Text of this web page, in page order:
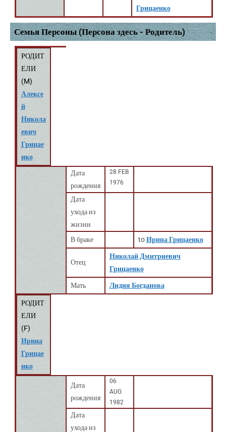
Грицаенко
Семья Персоны (Персона здесь - Родитель)
РОДИТ
ЕЛИ
(M)
Алексе
й
Никола
евич
Грицае
нко
Дата
рождения
28 FEB
1976
Дата
ухода из
жизни
В браке
toИрина Грицаенко
Отец
Николай Дмитриевич
Грицаенко
Мать Лидия Богданова
РОДИТ
ЕЛИ
(F)
Ирина
Грицае
нко
Дата
рождения
06
AUG
1982
Дата
ухода из